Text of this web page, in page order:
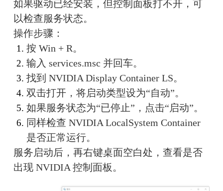
如果驱动已经安装，但控制面板打不开，可
以检查服务状态。
操作步骤：
按 Win + R。
输入 services.msc 并回车。
找到 NVIDIA Display Container LS。
双击打开，将启动类型设为“自动”。
如果服务状态为“已停止”，点击“启动”。
同样检查 NVIDIA LocalSystem Container
是否正常运行。
服务启动后，再右键桌面空白处，查看是否
出现 NVIDIA 控制面板。